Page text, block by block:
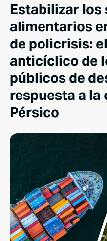
Estabilizar los
alimentarios
de policrisis:
anticíclico de
públicos de
respuesta a
Pérsico